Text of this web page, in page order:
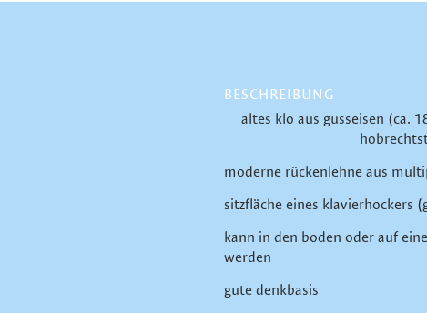
BESCHREIBUNG
altes klo aus gusseisen (ca.
moderne rückenlehne aus
sitzfläche eines klavierhockers
kann in den boden oder auf
werden
gute denkbasis